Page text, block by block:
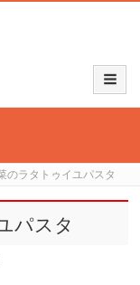
のラタトゥイユパスタ
パスタ